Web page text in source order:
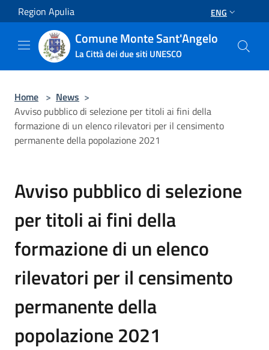
Salta al contenuto principale
Region Apulia ENG
Comune Monte Sant'Angelo
La Città dei due siti UNESCO
Home > News >
Avviso pubblico di selezione per titoli ai fini della
formazione di un elenco rilevatori per il censimento
permanente della popolazione 2021
Avviso pubblico di selezione
per titoli ai fini della
formazione di un elenco
rilevatori per il censimento
permanente della
popolazione 2021